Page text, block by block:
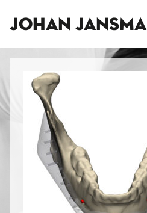
JOHAN JANSMA